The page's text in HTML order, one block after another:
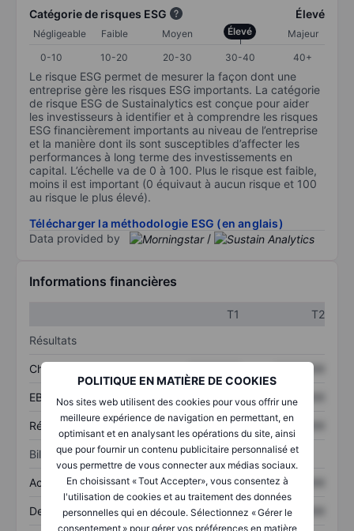
POLITIQUE EN MATIÈRE DE COOKIES
Nos sites web utilisent des cookies pour vous offrir une
meilleure expérience de navigation en permettant, en
optimisant et en analysant les opérations du site, ainsi
que pour fournir un contenu publicitaire personnalisé et
vous permettre de vous connecter aux médias sociaux.
En choisissant « Tout Accepter», vous consentez à
l'utilisation de cookies et au traitement des données
personnelles qui en découle. Sélectionnez « Gérer le
consentement » pour gérer vos préférences en matière
Catégorie de risques ESG Élevé
Négligeable Faible Moyen Élevé
Majeur
0-10
10-20 20-30 30-40 40+
Le risque ESG permet de mesurer la façon dont une
entreprise gère les risques ESG importants. La catégorie
de risque ESG de Sustainalytics est conçue pour aider
les investisseurs à identifier et à comprendre les risques
ESG financièrement importants au niveau de l’entreprise
et la manière dont ils sont susceptibles d’affecter les
performances à long terme des investissements en
capital. L’échelle va de 0 à 100. Plus le risque est faible,
moins il est important (0 équivaut à aucun risque et 100
au risque le plus élevé).
Télécharger la méthodologie ESG (en anglais)
Data provided by
/
Informations financières
T1
T2
Résultats
Chiffre d’affaires XXXXXXX
EBITDA XXXXXXX XXXXXXX
Résultat net XXXXXXX XXXXXXX
Bilan
Actifs totaux XXXXXXX XXXXXXX
Dette totale XXXXXXX XXXXXXX